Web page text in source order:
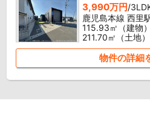
3,990万円/
鹿児島本線 西里
115.93㎡（建物）
211.70㎡（土地）
物件の詳細